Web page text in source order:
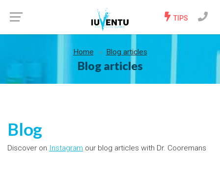
TIPS
Home Blog articles
Blog articles
Blog
Discover on Instagram our blog articles with Dr. Cooremans